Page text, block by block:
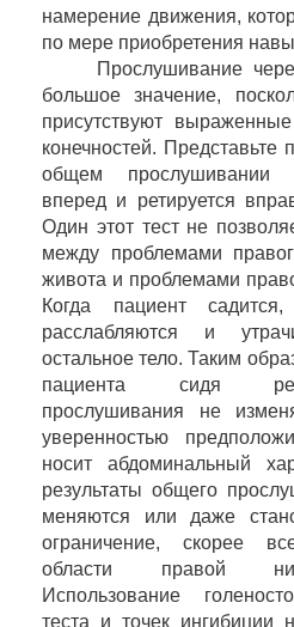
намерение движения,
по мере приобретения
Прослушивание через
большое значение,
присутствуют
конечностей. Представьте
общем прослушивании
вперед и ретируется
Один этот тест не
между проблемами
живота и проблемами
Когда пациент
расслабляются и
остальное тело. Таким
пациента сидя
прослушивания не
уверенностью
носит абдоминальный
результаты общего
меняются или даже
ограничение, скорее
области правой
Использование
теста и точек ингибиции